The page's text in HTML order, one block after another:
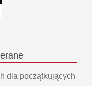
dla początkujących